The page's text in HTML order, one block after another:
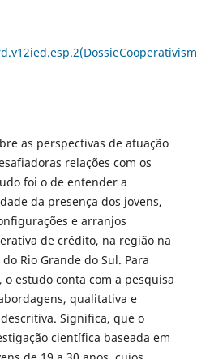
as perspectivas de atuação
relações com os
foi o de entender a
da presença dos jovens,
e arranjos
de crédito, na região na
Rio Grande do Sul. Para
estudo conta com a pesquisa
qualitativa e
Significa, que o
científica baseada em